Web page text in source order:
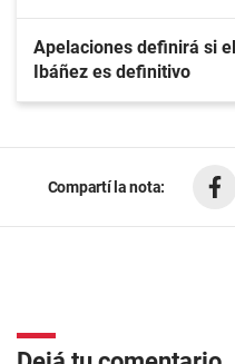
Apelaciones definirá si
Ibáñez es definitivo
Compartí la nota: